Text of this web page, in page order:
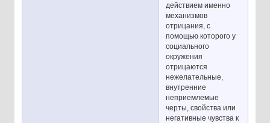
действием именно
механизмов
отрицания, с
помощью которого у
социального
окружения
отрицаются
нежелательные,
внутренние
неприемлемые
черты, свойства или
негативные чувства к